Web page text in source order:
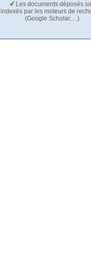
Les documents déposés
indexés par les moteurs de
(Google Scholar,…).